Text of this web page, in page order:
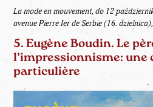
La mode en mouvement, do 12
avenue Pierre Ier de Serbie (16.
5. Eugène Boudin. Le
l’impressionnisme: une
particulière